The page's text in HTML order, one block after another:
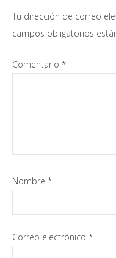
con
los
Tu dirección de correo
campos obligatorios
Comentario *
Nombre *
Correo electrónico *